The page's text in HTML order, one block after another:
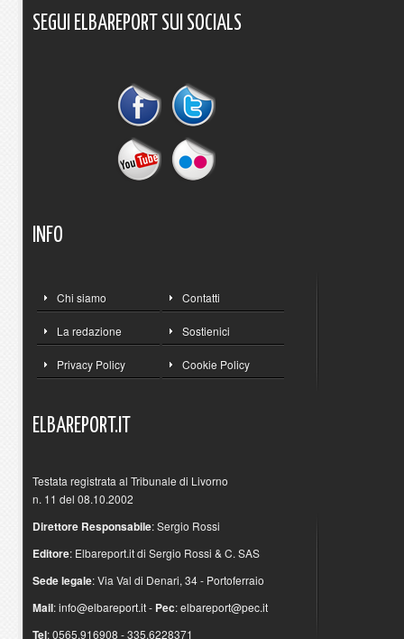
SEGUI ELBAREPORT SUI SOCIALS
INFO
Chi siamo Contatti
La redazione Sostienici
Privacy Policy Cookie Policy
ELBAREPORT.IT
Testata registrata al Tribunale di Livorno
n. 11 del 08.10.2002
Direttore Responsabile: Sergio Rossi
Editore: Elbareport.it di Sergio Rossi & C. SAS
Sede legale: Via Val di Denari, 34 - Portoferraio
Mail:info@elbareport.it- Pec:elbareport@pec.it
Tel: 0565.916908 - 335.6228371